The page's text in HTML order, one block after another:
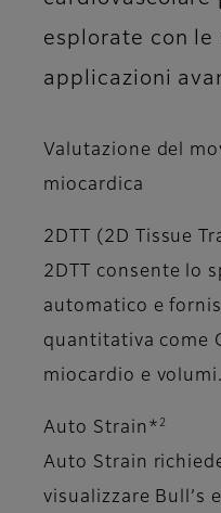
esplorate con le
applicazioni
Valutazione del
miocardica
2DTT (2D Tissue
2DTT consente lo
automatico e
quantitativa come
miocardio e volumi.
Auto Strain* 2
Auto Strain
visualizzare Bull’s